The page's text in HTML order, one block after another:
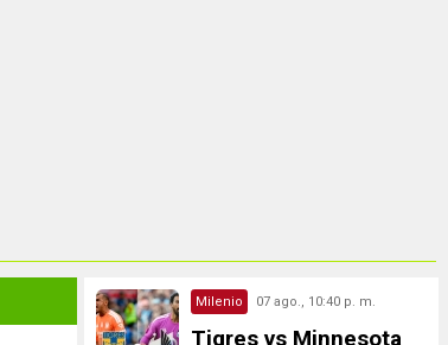
Milenio 07 ago., 10:40 p. m.
Tigres vs Minnesota